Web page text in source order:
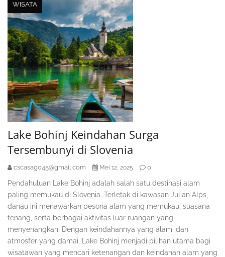
WISATA
Lake Bohinj Keindahan Surga
Tersembunyi di Slovenia
cscasag045@gmail.com Mei 12, 2025 0
Pendahuluan Lake Bohinj adalah salah satu destinasi alam
paling memukau di Slovenia. Terletak di kawasan Julian Alps,
danau ini menawarkan pesona alam yang memukau, suasana
tenang, serta berbagai aktivitas luar ruangan yang
menyenangkan. Dengan keindahannya yang alami dan
atmosfer yang damai, Lake Bohinj menjadi pilihan utama bagi
wisatawan yang mencari ketenangan dan keindahan alam yang